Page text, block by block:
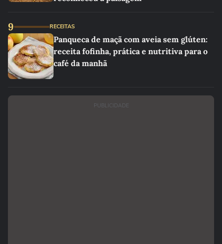
9 RECEITAS
Panqueca de maçã com aveia sem glúten:
receita fofinha, prática e nutritiva para o
café da manhã
PUBLICIDADE